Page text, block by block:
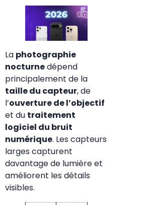
La photographie
nocturnedépend
principalement de la
taille du capteur, de
l’ouverture de l’objectif
et du traitement
logiciel du bruit
numérique. Les capteurs
larges capturent
davantage de lumière et
améliorent les détails
visibles.